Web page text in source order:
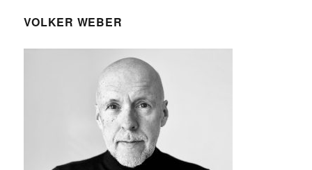
VOLKER WEBER